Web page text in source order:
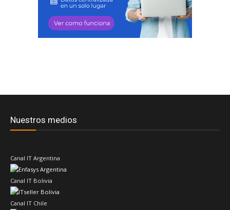
Nuestros medios
Canal IT Argentina
Canal IT Bolivia
Canal IT Chile